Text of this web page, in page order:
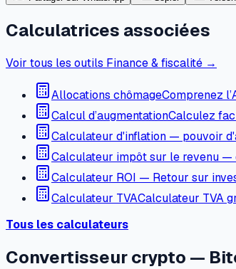
Calculatrices associées
Voir tous les outils Finance & fiscalité →
Allocations chômageComprenez
Calcul d’augmentationCalculez
Calculateur d'inflation — pouvoir
Calculateur impôt sur le revenu —
Calculateur ROI — Retour sur
Calculateur TVACalculateur TVA
Tous les calculateurs
Convertisseur crypto —